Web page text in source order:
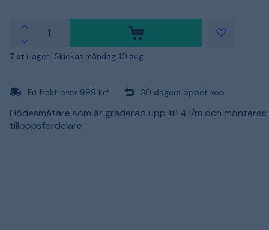
7 st i lager | Skickas måndag, 10 aug.
Fri frakt över 999 kr* 30 dagars öppet köp
Flödesmätare som är graderad upp till 4 l/m och monteras
tilloppsfördelare.